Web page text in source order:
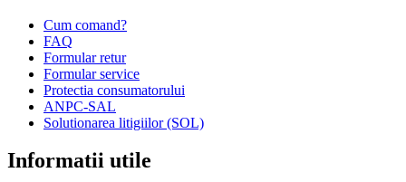
Cum comand?
FAQ
Formular retur
Formular service
Protectia consumatorului
ANPC-SAL
Solutionarea litigiilor (SOL)
Informatii utile